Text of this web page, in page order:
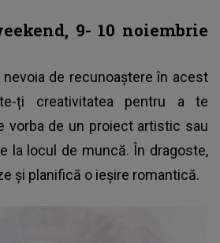
9- 10 noiembrie
de recunoaștere în acest
ți creativitatea pentru a te
vorba de un proiect artistic sau
la locul de muncă. În dragoste,
și planifică o ieșire romantică.